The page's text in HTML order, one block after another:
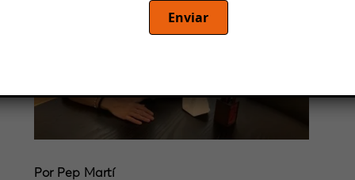
Por Pep Martí
Enviar